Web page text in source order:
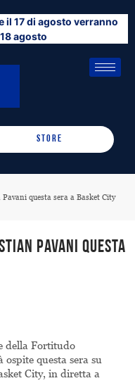
il 17 di agosto verranno
agosto
STORE
questa sera a Basket City
Pavani questa
della Fortitudo
questa sera su
City, in diretta a